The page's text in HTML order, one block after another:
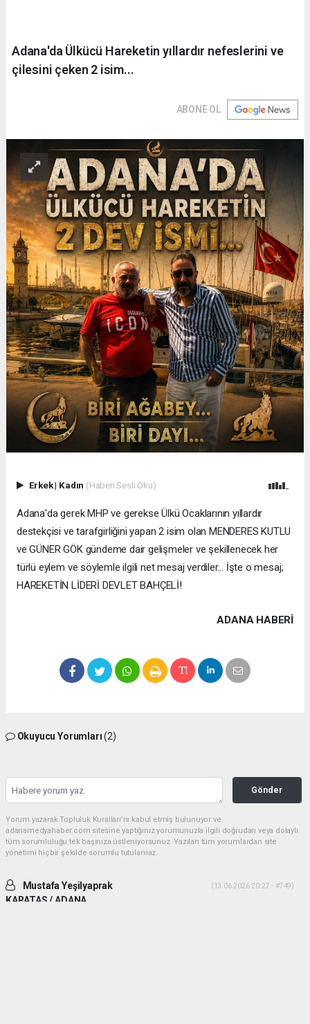
Adana'da Ülkücü Hareketin yıllardır nefeslerini ve
çilesini çeken 2 isim...
ABONE OL
Erkek| Kadın (Haberi Sesli Oku)
Adana'da gerek MHP ve gerekse Ülkü Ocaklarının yıllardır
destekçisi ve tarafgirliğini yapan 2 isim olan MENDERES KUTLU
ve GÜNER GÖK gündeme dair gelişmeler ve şekillenecek her
türlü eylem ve söylemle ilgili net mesaj verdiler... İşte o mesaj;
HAREKETİN LİDERİ DEVLET BAHÇELİ!
ADANA HABERİ
Okuyucu Yorumları(2)
Gönder
Yorum yazarak Topluluk Kuralları’nı kabul etmiş bulunuyor ve
adanamedyahaber.com sitesine yaptığınız yorumunuzla ilgili doğrudan veya dolaylı
tüm sorumluluğu tek başınıza üstleniyorsunuz. Yazılan tüm yorumlardan site
yönetimi hiçbir şekilde sorumlu tutulamaz.
Mustafa Yeşilyaprak
KARATAS / ADANA
(13.06.2026 20:27 - #749)